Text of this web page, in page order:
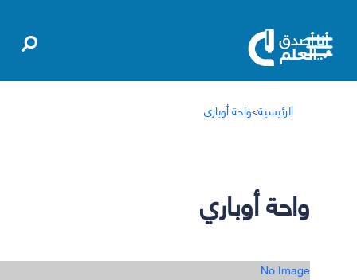
الرئيسية>واحة أوباري
واحة أوباري
No Image